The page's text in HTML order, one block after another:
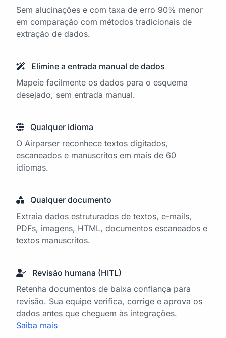
Sem alucinações e com taxa de erro 90% menor
em comparação com métodos tradicionais de
extração de dados.
Elimine a entrada manual de dados
Mapeie facilmente os dados para o esquema
desejado, sem entrada manual.
Qualquer idioma
O Airparser reconhece textos digitados,
escaneados e manuscritos em mais de 60
idiomas.
Qualquer documento
Extraia dados estruturados de textos, e-mails,
PDFs, imagens, HTML, documentos escaneados e
textos manuscritos.
Revisão humana (HITL)
Retenha documentos de baixa confiança para
revisão. Sua equipe verifica, corrige e aprova os
dados antes que cheguem às integrações.
Saiba mais